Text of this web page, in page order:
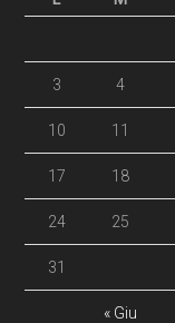
« Giu
3 4
10 11
17 18
24 25
31